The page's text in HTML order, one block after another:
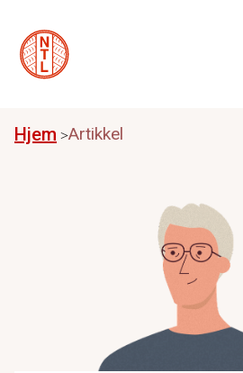
Hjem Artikkel